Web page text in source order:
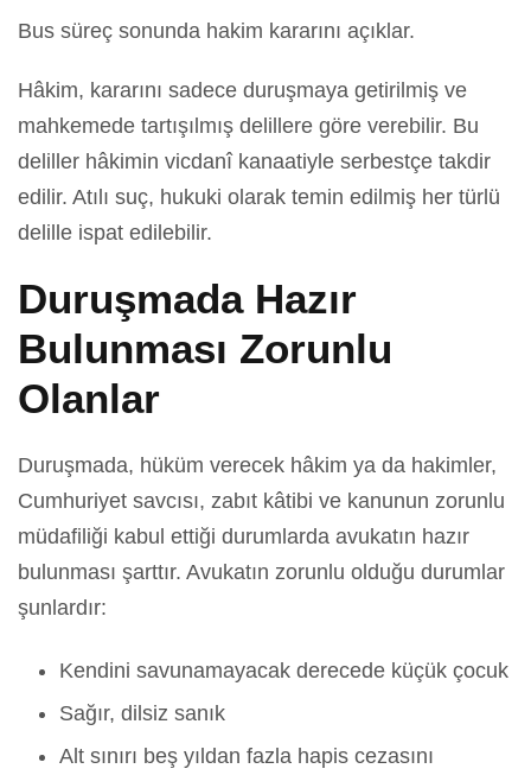
Bus süreç sonunda hakim kararını açıklar.
Hâkim, kararını sadece duruşmaya getirilmiş ve
mahkemede tartışılmış delillere göre verebilir. Bu
deliller hâkimin vicdanî kanaatiyle serbestçe takdir
edilir. Atılı suç, hukuki olarak temin edilmiş her türlü
delille ispat edilebilir.
Duruşmada Hazır
Bulunması Zorunlu
Olanlar
Duruşmada, hüküm verecek hâkim ya da hakimler,
Cumhuriyet savcısı, zabıt kâtibi ve kanunun zorunlu
müdafiliği kabul ettiği durumlarda avukatın hazır
bulunması şarttır. Avukatın zorunlu olduğu durumlar
şunlardır:
Kendini savunamayacak derecede küçük çocuk
Sağır, dilsiz sanık
Alt sınırı beş yıldan fazla hapis cezasını